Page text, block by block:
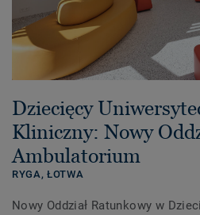
Dziecięcy
Kliniczny: Nowy
Ambulatorium
RYGA, ŁOTWA
Nowy Oddział Ratunkowy w